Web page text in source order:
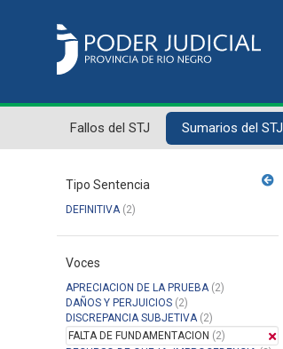
Fallos del STJ Sumarios del STJ
Tipo Sentencia
DEFINITIVA(2)
Voces
APRECIACION DE LA PRUEBA(2)
DAÑOS Y PERJUICIOS (2)
DISCREPANCIA SUBJETIVA(2)
FALTA DE FUNDAMENTACION (2)